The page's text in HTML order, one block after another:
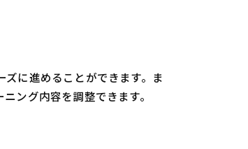
に進めることができます。ま
ング内容を調整できます。